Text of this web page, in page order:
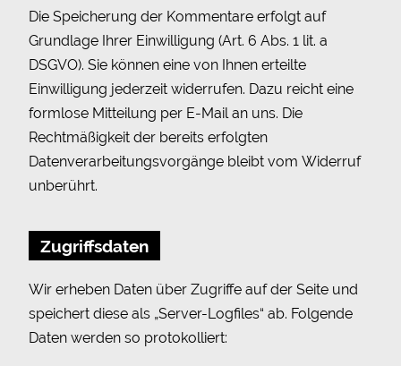
Die Speicherung der Kommentare erfolgt auf
Grundlage Ihrer Einwilligung (Art. 6 Abs. 1 lit. a
DSGVO). Sie können eine von Ihnen erteilte
Einwilligung jederzeit widerrufen. Dazu reicht eine
formlose Mitteilung per E-Mail an uns. Die
Rechtmäßigkeit der bereits erfolgten
Datenverarbeitungsvorgänge bleibt vom Widerruf
unberührt.
Zugriffsdaten
Wir erheben Daten über Zugriffe auf der Seite und
speichert diese als „Server-Logfiles“ ab. Folgende
Daten werden so protokolliert: